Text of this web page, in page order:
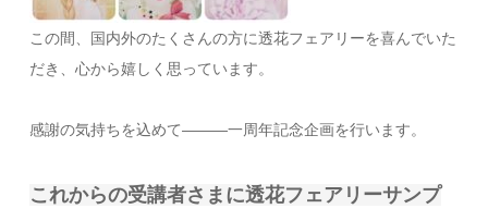
この間、国内外のたくさんの方に透花フェアリーを喜んでいた
だき、心から嬉しく思っています。
感謝の気持ちを込めて———一周年記念企画を行います。
これからの受講者さまに透花フェアリーサンプ